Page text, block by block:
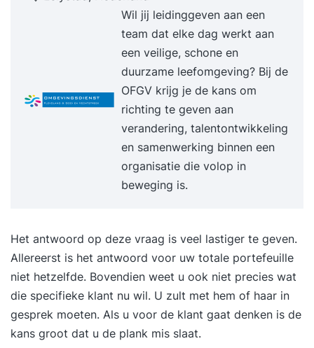
van je klanten en op welke wijze je hier optimaal
mee om kunt gaan. Daarbij is het belangrijk dat je
je de aspecten van klantgerichtheid en
klantvriendelijkheid eigen maakt. Het vertalen
van klantgerichtheid naar je dagelijkse
werkzaamheden wordt daarmee voor jou een
stuk eenvoudiger na het volgen van een training
klantgericht communiceren. Ben je bang dat je
goede relatie met de klant geen stand houdt?
Geen zorgen. Wij gaan uit van het principe van
Jullie leerdoelen en-behoeftes zijn de basis van
iedere training die wij verzorgen. We starten met
een persoonlijke intake om meer informatie te
verzamelen over de precieze leervraag. Op
basis daarvan kiezen we één van onze ervaren
trainers die expert is op dit vakgebied.
Wil jij leidinggeven aan een
team dat elke dag werkt aan
een veilige, schone en
duurzame leefomgeving? Bij de
OFGV krijg je de kans om
richting te geven aan
verandering, talentontwikkeling
en samenwerking binnen een
organisatie die volop in
beweging is.
Het antwoord op deze vraag is veel lastiger te geven.
Allereerst is het antwoord voor uw totale portefeuille
niet hetzelfde. Bovendien weet u ook niet precies wat
die specifieke klant nu wil. U zult met hem of haar in
gesprek moeten. Als u voor de klant gaat denken is de
kans groot dat u de plank mis slaat.